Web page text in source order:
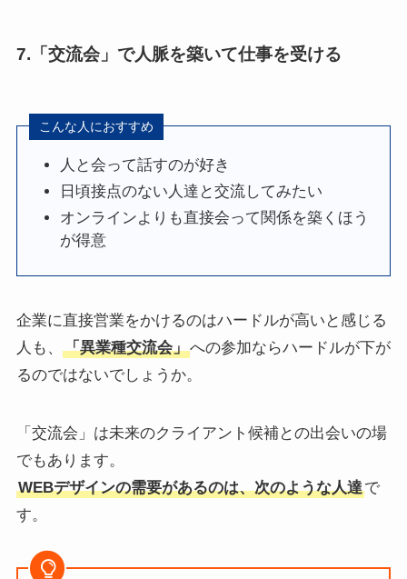
7.「交流会」で人脈を築いて仕事を受ける
こんな人におすすめ
人と会って話すのが好き
日頃接点のない人達と交流してみたい
オンラインよりも直接会って関係を築くほう
が得意
企業に直接営業をかけるのはハードルが高いと感じる
人も、
「異業種交流会」への参加ならハードルが下が
るのではないでしょうか。
「交流会」は未来のクライアント候補との出会いの場
でもあります。
WEBデザインの需要があるのは、次のような人達で
す。